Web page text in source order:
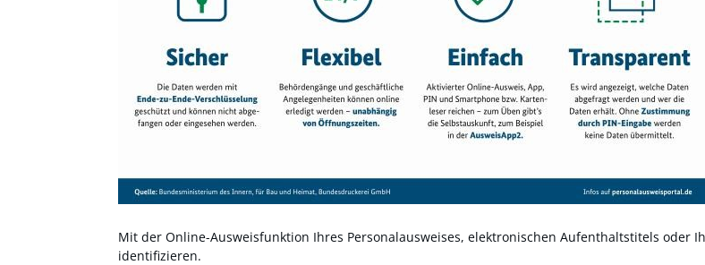
Mit der Online-Ausweisfunktion Ihres Personalausweises, elektronischen Aufenthaltstitels oder
identifizieren.